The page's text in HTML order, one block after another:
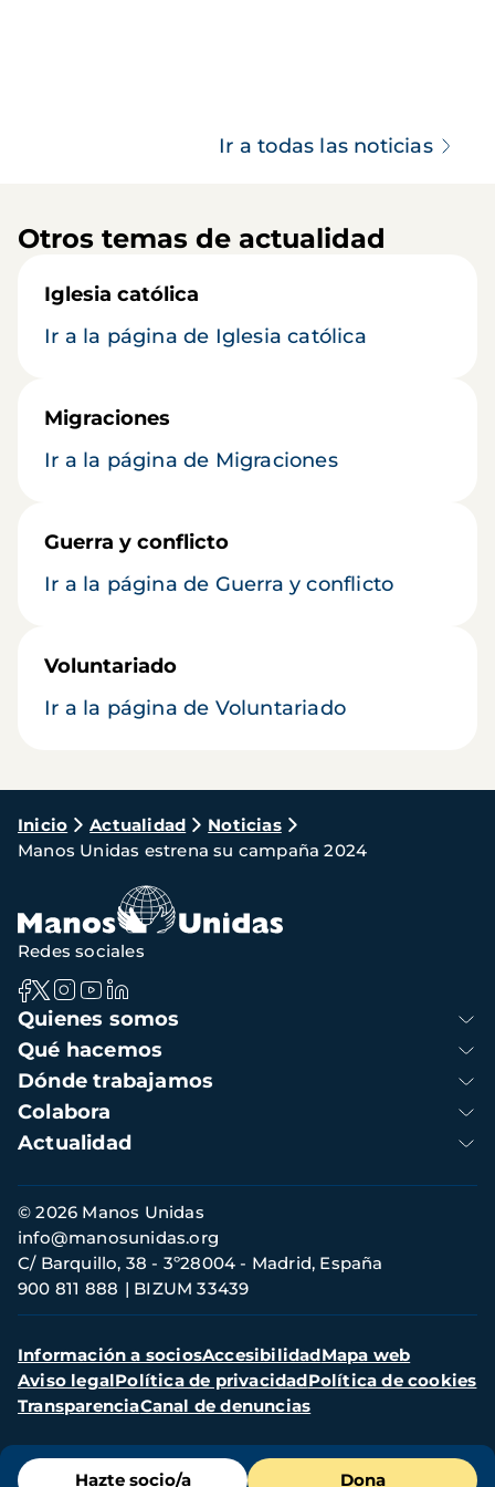
Ir a todas las noticias
Otros temas de actualidad
Iglesia católica
Ir a la página de Iglesia católica
Migraciones
Ir a la página de Migraciones
Guerra y conflicto
Ir a la página de Guerra y conflicto
Voluntariado
Ir a la página de Voluntariado
Ruta
de
navegación
Inicio Actualidad
Noticias
Manos Unidas estrena su campaña 2024
Menú
Hazte socio/a Dona
Navegación
principal
Quienes somos
Qué hacemos
Dónde trabajamos
Colabora
Actualidad
Redes sociales
Información
de
contacto
© 2026 Manos Unidas
C/ Barquillo, 38 - 3º28004 - Madrid, España
900 811 888
BIZUM 33439
info@manosunidas.org
Menú
secundario
Información a sociosAccesibilidadMapa web
Aviso legalPolítica de privacidadPolítica de cookies
TransparenciaCanal de denuncias